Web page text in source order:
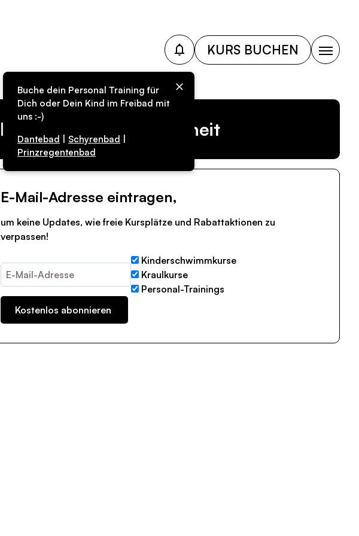
Buche dein Personal Training für
Dich oder Dein Kind im Freibad mit
uns :-)
Dantebad
Schyrenbad
Prinzregentenbad
KURS BUCHEN
Kurs in der Vergangenheit
E-Mail-Adresse eintragen,
um keine Updates, wie freie Kursplätze und Rabattaktionen zu
verpassen!
Kinderschwimmkurse
Kraulkurse
Personal-Trainings